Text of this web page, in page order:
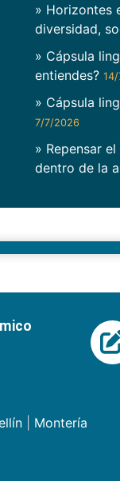
» Horizontes
diversidad,
» Cápsula
entiendes?
» Cápsula
7/7/2026
» Repensar
dentro de la
| Montería